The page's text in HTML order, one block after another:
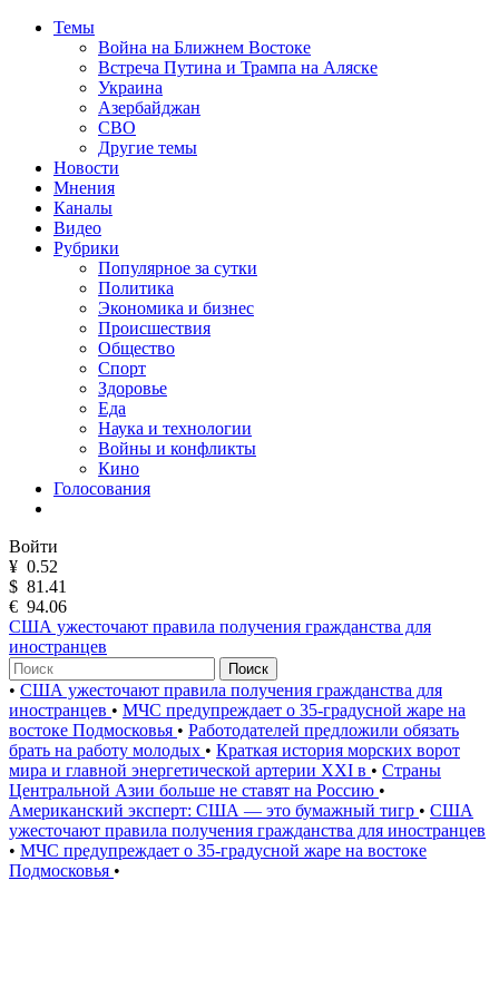
Темы
Война на Ближнем Востоке
Встреча Путина и Трампа на Аляске
Украина
Азербайджан
СВО
Другие темы
Новости
Мнения
Каналы
Видео
Рубрики
Популярное за сутки
Политика
Экономика и бизнес
Происшествия
Общество
Спорт
Здоровье
Еда
Наука и технологии
Войны и конфликты
Кино
Голосования
Войти
¥ 0.52
$ 81.41
€ 94.06
США ужесточают правила получения гражданства для
иностранцев
Поиск
• США ужесточают правила получения гражданства для
иностранцев • МЧС предупреждает о 35-градусной жаре на
востоке Подмосковья • Работодателей предложили обязать
брать на работу молодых • Краткая история морских ворот
мира и главной энергетической артерии XXI в • Страны
Центральной Азии больше не ставят на Россию •
Американский эксперт: США — это бумажный тигр • США
ужесточают правила получения гражданства для иностранцев
• МЧС предупреждает о 35-градусной жаре на востоке
Подмосковья •